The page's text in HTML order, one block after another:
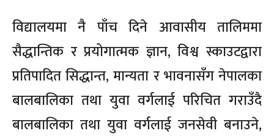
विद्यालयमा नै पाँच दिने आवासीय तालिममा
सैद्धान्तिक र प्रयोगात्मक ज्ञान, विश्व स्काउटद्वारा
प्रतिपादित सिद्धान्त, मान्यता र भावनासँग नेपालका
बालबालिका तथा युवा वर्गलाई परिचित गराउँदै
बालबालिका तथा युवा वर्गलाई जनसेवी बनाउने,